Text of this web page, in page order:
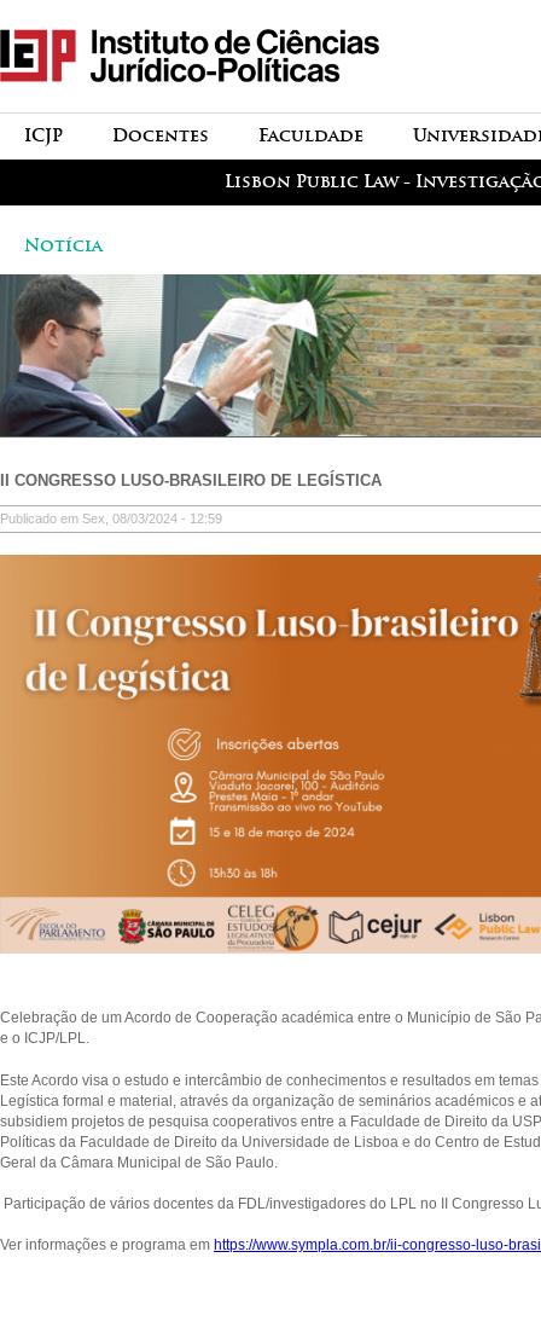
principal
icjp
menu-institucional Faculdade
Docentes
ICJP
Lisbon Public Law -
Notícia
II CONGRESSO LUSO-BRASILEIRO DE LEGÍSTICA
Publicado em Sex, 08/03/2024 - 12:59
Celebração de um Acordo de Cooperação académica entre o Município de São
e o ICJP/LPL.
Este Acordo visa o estudo e intercâmbio de conhecimentos e resultados em
Legística formal e material, através da organização de seminários académicos e
subsidiem projetos de pesquisa cooperativos entre a Faculdade de Direito da
Políticas da Faculdade de Direito da Universidade de Lisboa e do Centro de
Geral da Câmara Municipal de São Paulo.
Participação de vários docentes da FDL/investigadores do LPL no II Congresso
Ver informações e programa em https://www.sympla.com.br/ii-congresso-luso-